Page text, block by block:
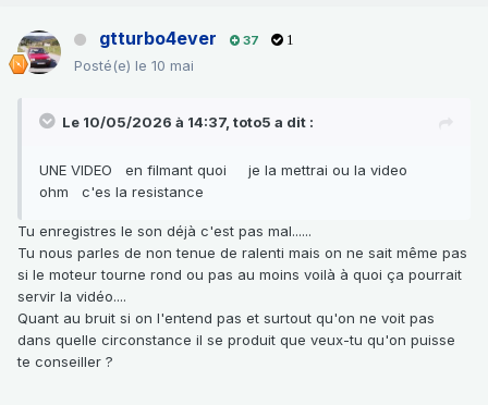
gtturbo4ever 37 1
Posté(e) le 10 mai
Le 10/05/2026 à 14:37, toto5 a dit :
UNE VIDEO en filmant quoi je la mettrai ou la video
ohm c'es la resistance
Tu enregistres le son déjà c'est pas mal......
Tu nous parles de non tenue de ralenti mais on ne sait même pas
si le moteur tourne rond ou pas au moins voilà à quoi ça pourrait
servir la vidéo....
Quant au bruit si on l'entend pas et surtout qu'on ne voit pas
dans quelle circonstance il se produit que veux-tu qu'on puisse
te conseiller ?